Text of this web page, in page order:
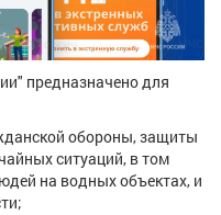
предназначено для
обороны, защиты
ситуаций, в том
на водных объектах, и